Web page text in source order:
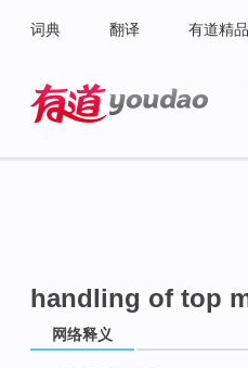
词典 翻译 有道精
handling of top
网络释义